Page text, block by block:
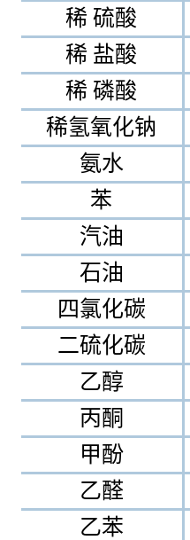
稀 硫酸
稀 盐酸
稀 磷酸
稀氢氧化钠
氨水
苯
汽油
石油
四氯化碳
二硫化碳
乙醇
丙酮
甲酚
乙醛
乙苯